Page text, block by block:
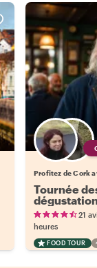
Profitez de Cork
Tournée
21
heures
FOOD TOUR